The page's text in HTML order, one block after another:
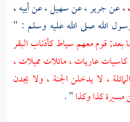
،عنجرير ،عنسهيل ،عن أبيه ،
الله صلى الله عليه وسلم : "
بعد; قوم معهم سياط كأذناب البقر
عاريات ، مائلات مميلات ،
، لا يدخلن الجنة ، ولا يجدن
مسيرة كذا وكذا" .